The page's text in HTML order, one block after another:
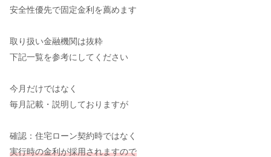
安全性優先で固定金利を薦めます
取り扱い金融機関は抜粋
下記一覧を参考にしてください
今月だけではなく
毎月記載・説明しておりますが
確認：住宅ローン契約時ではなく
実行時の金利が採用されますので